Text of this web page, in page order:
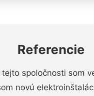
Referencie
spoločnosti som
novú